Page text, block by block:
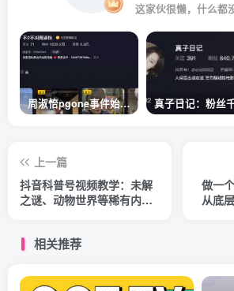
这家伙很懒，什么都
周淑怡pgone事件始末，周淑怡现状
上一篇
抖音科普号视频教学：未解
之谜、动物世界等稀有内
做一
从底
相关推荐